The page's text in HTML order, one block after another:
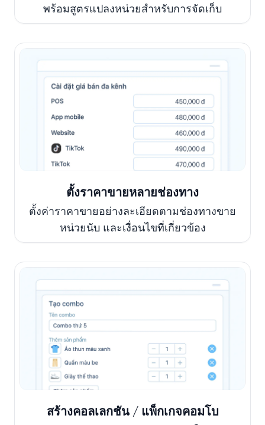
พร้อมสูตรแปลงหน่วยสำหรับการจัดเก็บ
ตั้งราคาขายหลายช่องทาง
ตั้งค่าราคาขายอย่างละเอียดตามช่องทางขาย
หน่วยนับ และเงื่อนไขที่เกี่ยวข้อง
สร้างคอลเลกชัน / แพ็กเกจคอมโบ